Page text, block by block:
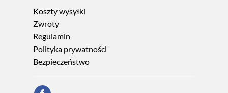
Koszty wysyłki
Zwroty
Regulamin
Polityka prywatności
Bezpieczeństwo